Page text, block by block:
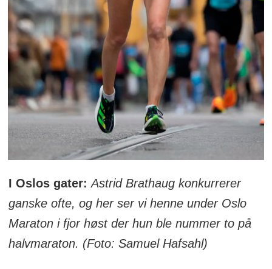
I Oslos gater: Astrid Brathaug konkurrerer
ganske ofte, og her ser vi henne under Oslo
Maraton i fjor høst der hun ble nummer to på
halvmaraton. (Foto: Samuel Hafsahl)